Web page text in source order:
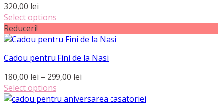
320,00 lei
Select options
Reduceri!
Cadou pentru Fini de la Nasi
180,00 lei – 299,00 lei
prețuri:
Select options
Acest